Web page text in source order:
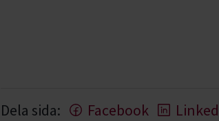
Dela sida: Facebook